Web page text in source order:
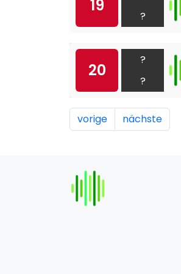
19
?
20
?
?
vorige nächste